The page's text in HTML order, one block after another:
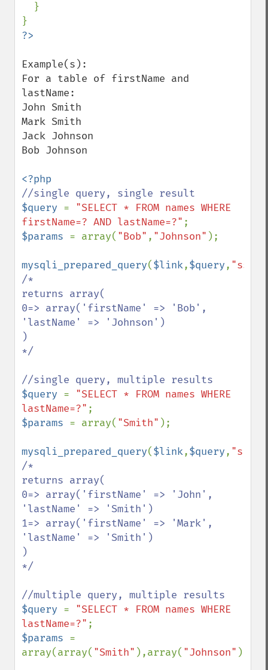
Example(s):
For a table of firstName and
lastName:
John Smith
Mark Smith
Jack Johnson
Bob Johnson
$query = "SELECT * FROM names WHERE
firstName=? AND lastName=?"
$params = array( "Bob" , "Johnson" );
mysqli_prepared_query($link,$query, "ss"
/*
returns array(
0=> array('firstName' => 'Bob',
'lastName' => 'Johnson')
)
*/
$query = "SELECT * FROM names WHERE
lastName=?"
$params = array( "Smith" );
mysqli_prepared_query($link,$query, "s"
/*
returns array(
0=> array('firstName' => 'John',
'lastName' => 'Smith')
1=> array('firstName' => 'Mark',
'lastName' => 'Smith')
)
*/
$query = "SELECT * FROM names WHERE
lastName=?"
$params =
array(array( "Smith" ),array( "Johnson" ));